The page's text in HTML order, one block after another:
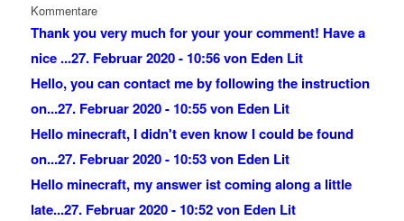
Kommentare
Thank you very much for your your comment! Have a
nice ...27. Februar 2020 - 10:56 von Eden Lit
Hello, you can contact me by following the instruction
on...27. Februar 2020 - 10:55 von Eden Lit
Hello minecraft, I didn't even know I could be found
on...27. Februar 2020 - 10:53 von Eden Lit
Hello minecraft, my answer ist coming along a little
late...27. Februar 2020 - 10:52 von Eden Lit